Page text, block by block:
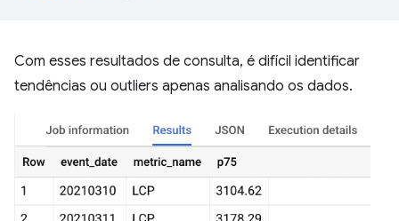
Com esses resultados de consulta, é difícil identificar
tendências ou outliers apenas analisando os dados.